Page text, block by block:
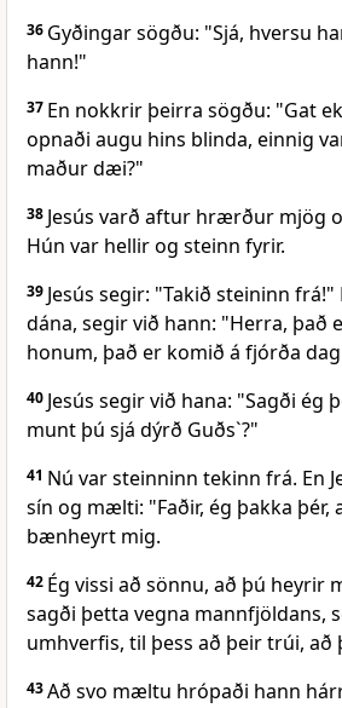
36 Gyðingar sögðu: "Sjá, hversu
hann!"
37 En nokkrir þeirra sögðu: "Gat
opnaði augu hins blinda, einnig
maður dæi?"
38 Jesús varð aftur hrærður mjög
Hún var hellir og steinn fyrir.
39 Jesús segir: "Takið steininn
dána, segir við hann: "Herra, það
honum, það er komið á fjórða
40 Jesús segir við hana: "Sagði ég
munt þú sjá dýrð Guðs`?"
41 Nú var steinninn tekinn frá. En
sín og mælti: "Faðir, ég þakka þér,
bænheyrt mig.
42 Ég vissi að sönnu, að þú heyrir
sagði þetta vegna mannfjöldans,
umhverfis, til þess að þeir trúi, að
43Að svo mæltu hrópaði hann